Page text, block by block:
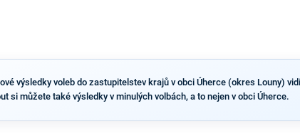
výsledky voleb do zastupitelstev krajů v obci Úherce (okres Louny)
si můžete také výsledky v minulých volbách, a to nejen v obci Úherce.